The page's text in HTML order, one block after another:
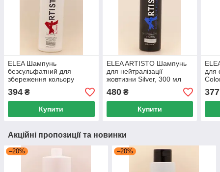
ELEA Шампунь
безсульфатний для
збереження кольору
фарбованого волосся,
200 мл
394 ₴
Купити
ELEA ARTISTO Шампунь
для нейтралізації
жовтизни Silver, 300 мл
480₴
Купити
для
мл
377
Акційні пропозиції та новинки
–20% –20%